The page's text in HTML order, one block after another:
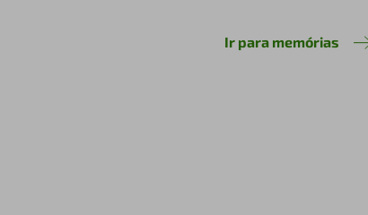
Ir para memórias